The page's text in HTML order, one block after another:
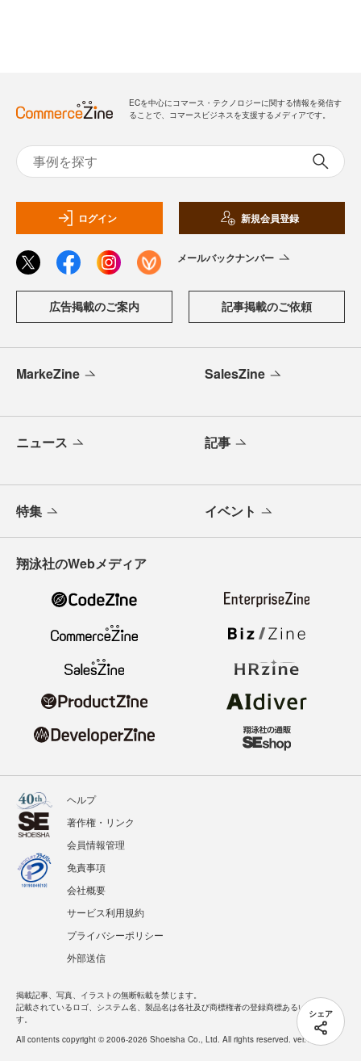
シェア
ECを中心にコマース・テクノロジーに関する情報を発信す
ることで、コマースビジネスを支援するメディアです。
ログイン 新規会員登録
メールバックナンバー
広告掲載のご案内 記事掲載のご依頼
MarkeZine SalesZine
ニュース 記事
特集 イベント
翔泳社のWebメディア
ヘルプ
著作権・リンク
会員情報管理
免責事項
会社概要
サービス利用規約
プライバシーポリシー
外部送信
掲載記事、写真、イラストの無断転載を禁じます。
記載されているロゴ、システム名、製品名は各社及び商標権者の登録商標あるいは商標で
す。
All contents copyright © 2006-2026 Shoeisha Co., Ltd. All rights reserved. ver.1.5